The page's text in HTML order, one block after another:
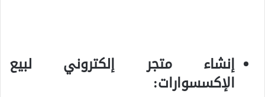
إنشاء متجر إلكتروني لبيع
الإكسسوارات: